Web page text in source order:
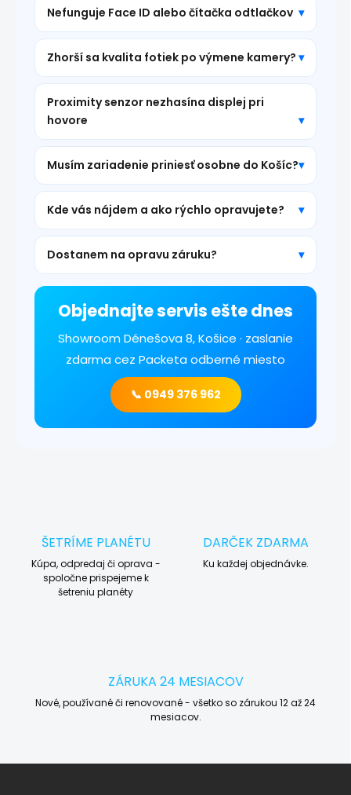
Nefunguje Face ID alebo čítačka odtlačkov
Zhorší sa kvalita fotiek po výmene kamery?
Proximity senzor nezhasína displej pri
hovore
Musím zariadenie priniesť osobne do Košíc?
Kde vás nájdem a ako rýchlo opravujete?
Dostanem na opravu záruku?
Objednajte servis ešte dnes
Showroom Dénešova 8, Košice · zaslanie
zdarma cez Packeta odberné miesto
📞 0949 376 962
ŠETRÍME PLANÉTU
Kúpa, odpredaj či oprava -
spoločne prispejeme k
šetreniu planéty
DARČEK ZDARMA
Ku každej objednávke.
ZÁRUKA 24 MESIACOV
Nové, používané či renovované - všetko so zárukou 12 až 24
mesiacov.